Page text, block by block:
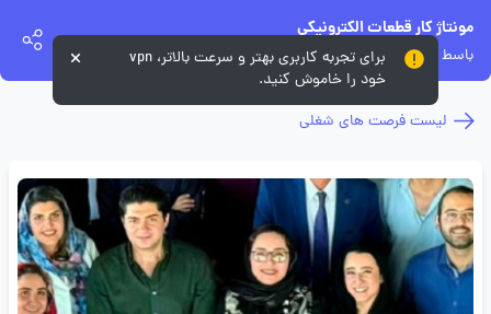
مونتاژ کار قطعات الکترونیکی
باسط پژوه تهران
لیست فرصت های شغلی
برای تجربه کاربری بهتر و سرعت بالاتر، vpn
خود را خاموش کنید.